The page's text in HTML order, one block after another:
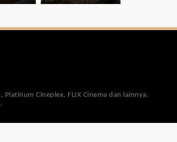
Cineplex, FLIX Cinema dan lainnya.